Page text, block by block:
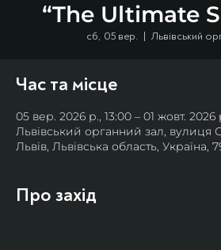
“The Ultimate
сб, 05 вер.
  |
Львівський
Час та місце
05 вер. 2026 р., 13:00 – 01 жовт. 2026
Львівський органний зал, вулиця
Львів, Львівська область, Україна,
Про захід